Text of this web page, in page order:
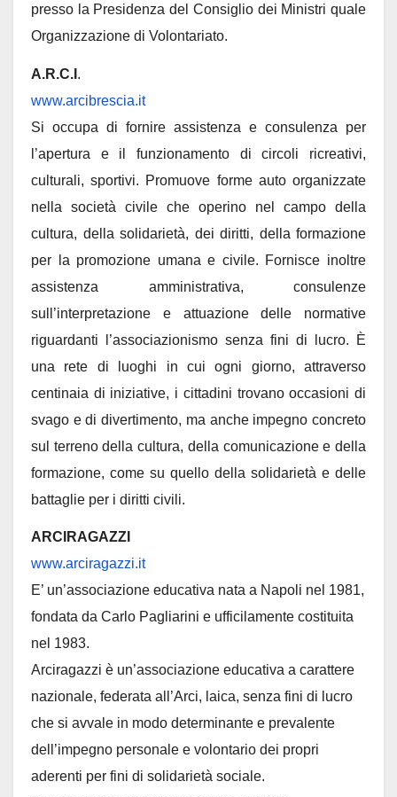
presso la Presidenza del Consiglio dei Ministri quale
Organizzazione di Volontariato.
A.R.C.I .
www.arcibrescia.it
Si occupa di fornire assistenza e consulenza per
l’apertura e il funzionamento di circoli ricreativi,
culturali, sportivi. Promuove forme auto organizzate
nella società civile che operino nel campo della
cultura, della solidarietà, dei diritti, della formazione
per la promozione umana e civile. Fornisce inoltre
assistenza amministrativa, consulenze
sull’interpretazione e attuazione delle normative
riguardanti l’associazionismo senza fini di lucro. È
una rete di luoghi in cui ogni giorno, attraverso
centinaia di iniziative, i cittadini trovano occasioni di
svago e di divertimento, ma anche impegno concreto
sul terreno della cultura, della comunicazione e della
formazione, come su quello della solidarietà e delle
battaglie per i diritti civili.
ARCIRAGAZZI
www.arciragazzi.it
E’ un’associazione educativa nata a Napoli nel 1981,
fondata da Carlo Pagliarini e ufficilamente costituita
nel 1983.
Arciragazzi è un’associazione educativa a carattere
nazionale, federata all’Arci, laica, senza fini di lucro
che si avvale in modo determinante e prevalente
dell’impegno personale e volontario dei propri
aderenti per fini di solidarietà sociale.